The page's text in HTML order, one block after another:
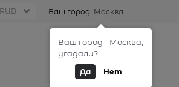
Ваш город: Москва
0
Ваш город - Москва,
угадали?
Да Нет